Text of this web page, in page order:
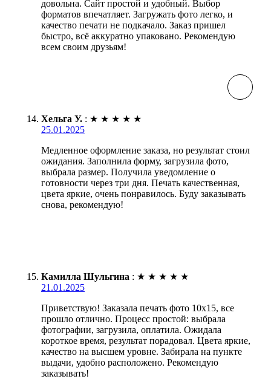
довольна. Сайт простой и удобный. Выбор
форматов впечатляет. Загружать фото легко, и
качество печати не подкачало. Заказ пришел
быстро, всё аккуратно упаковано. Рекомендую
всем своим друзьям!
Хельга У. : ★ ★ ★ ★ ★
25.01.2025
Медленное оформление заказа, но результат стоил
ожидания. Заполнила форму, загрузила фото,
выбрала размер. Получила уведомление о
готовности через три дня. Печать качественная,
цвета яркие, очень понравилось. Буду заказывать
снова, рекомендую!
Камилла Шульгина : ★ ★ ★ ★ ★
21.01.2025
Приветствую! Заказала печать фото 10х15, все
прошло отлично. Процесс простой: выбрала
фотографии, загрузила, оплатила. Ожидала
короткое время, результат порадовал. Цвета яркие,
качество на высшем уровне. Забирала на пункте
выдачи, удобно расположено. Рекомендую
заказывать!